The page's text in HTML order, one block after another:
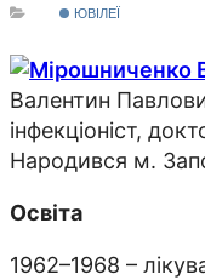
ЮВІЛЕЇ
Валентин
інфекціоніст,
Народився м.
Освіта
1962–1968 –